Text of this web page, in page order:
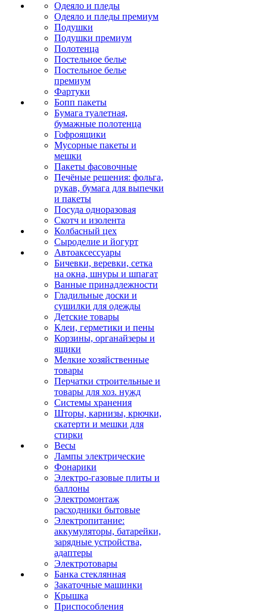
Одеяло и пледы
Одеяло и пледы премиум
Подушки
Подушки премиум
Полотенца
Постельное белье
Постельное белье
премиум
Фартуки
Бопп пакеты
Бумага туалетная,
бумажные полотенца
Гофроящики
Мусорные пакеты и
мешки
Пакеты фасовочные
Печёные решения: фольга,
рукав, бумага для выпечки
и пакеты
Посуда одноразовая
Скотч и изолента
Колбасный цех
Сыроделие и йогурт
Автоаксессуары
Бичевки, веревки, сетка
на окна, шнуры и шпагат
Ванные принадлежности
Гладильные доски и
сушилки для одежды
Детские товары
Клеи, герметики и пены
Корзины, органайзеры и
ящики
Мелкие хозяйственные
товары
Перчатки строительные и
товары для хоз. нужд
Системы хранения
Шторы, карнизы, крючки,
скатерти и мешки для
стирки
Весы
Лампы электрические
Фонарики
Электро-газовые плиты и
баллоны
Электромонтаж
расходники бытовые
Электропитание:
аккумуляторы, батарейки,
зарядные устройства,
адаптеры
Электротовары
Банка стеклянная
Закаточные машинки
Крышка
Приспособления